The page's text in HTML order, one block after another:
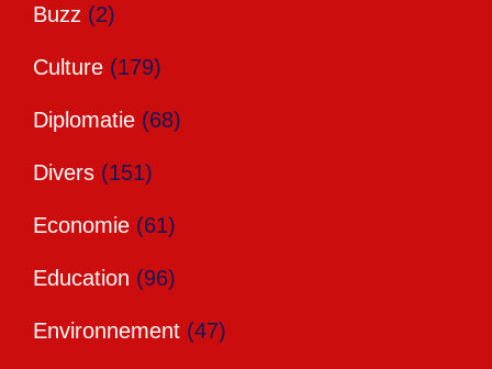
Buzz (2)
Culture (179)
Diplomatie (68)
Divers (151)
Economie (61)
Education (96)
Environnement (47)